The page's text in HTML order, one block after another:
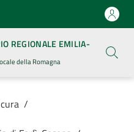
REGIONALE EMILIA-
della Romagna
/